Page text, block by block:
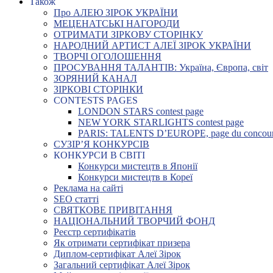
Про АЛЕЮ ЗІРОК УКРАЇНИ
МЕЦЕНАТСЬКІ НАГОРОДИ
ОТРИМАТИ ЗІРКОВУ СТОРІНКУ
НАРОДНИЙ АРТИСТ АЛЕЇ ЗІРОК УКРАЇНИ
ТВОРЧІ ОГОЛОШЕННЯ
ПРОСУВАННЯ ТАЛАНТІВ: Україна, Європа, світ
ЗОРЯНИЙ КАНАЛ
ЗІРКОВІ СТОРІНКИ
CONTESTS PAGES
LONDON STARS contest page
NEW YORK STARLIGHTS contest page
PARIS: TALENTS D’EUROPE, page du
СУЗІР’Я КОНКУРСІВ
КОНКУРСИ В СВІТІ
Конкурси мистецтв в Японії
Конкурси мистецтв в Кореї
Реклама на сайті
SEO статті
СВЯТКОВЕ ПРИВІТАННЯ
НАЦІОНАЛЬНИЙ ТВОРЧИЙ ФОНД
Реєстр сертифікатів
Як отримати сертифікат призера
Диплом-сертифікат Алеї Зірок
Загальний сертифікат Алеї Зірок